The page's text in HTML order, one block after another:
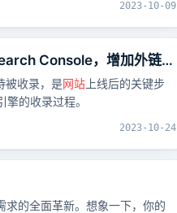
2023-10-09
Console，增加外链，
被收录，是网站 上线后的关键步
的收录过程。
2023-10-24
求的全面革新。想象一下，你的